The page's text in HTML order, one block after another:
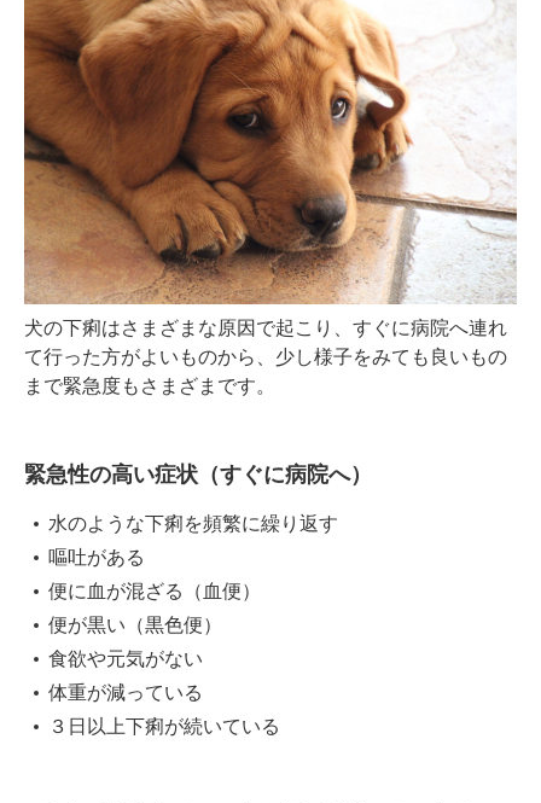
犬の下痢はさまざまな原因で起こり、すぐに病院へ連れ
て行った方がよいものから、少し様子をみても良いもの
まで緊急度もさまざまです。
緊急性の高い症状（すぐに病院へ）
水のような下痢を頻繁に繰り返す
嘔吐がある
便に血が混ざる（血便）
便が黒い（黒色便）
食欲や元気がない
体重が減っている
３日以上下痢が続いている